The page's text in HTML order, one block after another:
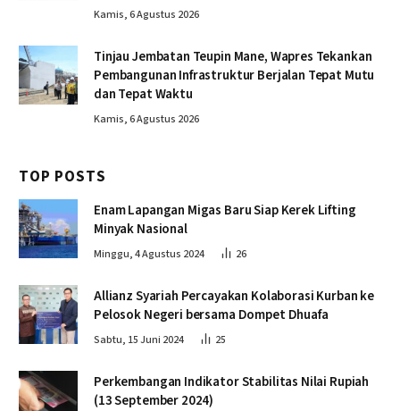
Kamis, 6 Agustus 2026
Tinjau Jembatan Teupin Mane, Wapres Tekankan
Pembangunan Infrastruktur Berjalan Tepat Mutu
dan Tepat Waktu
Kamis, 6 Agustus 2026
TOP POSTS
Enam Lapangan Migas Baru Siap Kerek Lifting
Minyak Nasional
Minggu, 4 Agustus 2024 26
Allianz Syariah Percayakan Kolaborasi Kurban ke
Pelosok Negeri bersama Dompet Dhuafa
Sabtu, 15 Juni 2024 25
Perkembangan Indikator Stabilitas Nilai Rupiah
(13 September 2024)